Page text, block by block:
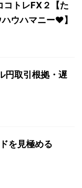
コトレFX２【た
ウハマニー♥】
円取引根拠・遅
を見極める